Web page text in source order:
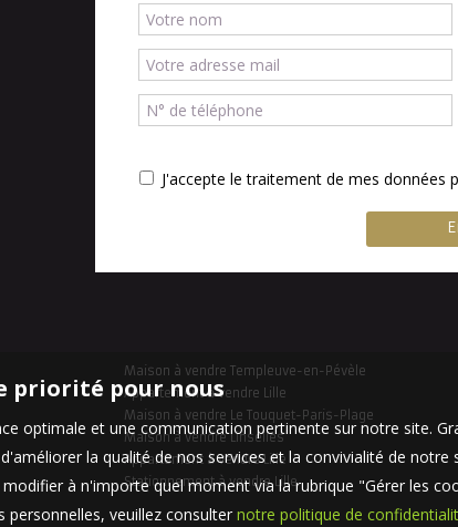
J'accepte le traitement de mes données
Maison à vendre Templeuve-en-Pévèle
Appartement à vendre Lille
Maison à vendre Le Touquet-Paris-Plage
Maison à vendre Linselles
Appartement à vendre Lille
Stationnement à vendre Lille
priorité pour nous
optimale et une communication pertinente sur notre site.
la qualité de nos services et la convivialité de
à n'importe quel moment via la rubrique "Gérer les
veuillez consulter notre politique de